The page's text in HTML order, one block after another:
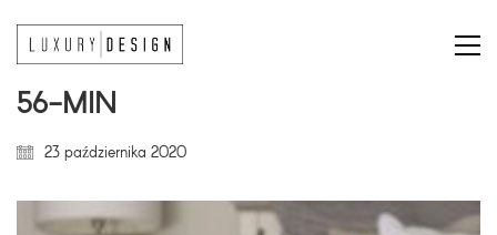
56-MIN
23 października 2020